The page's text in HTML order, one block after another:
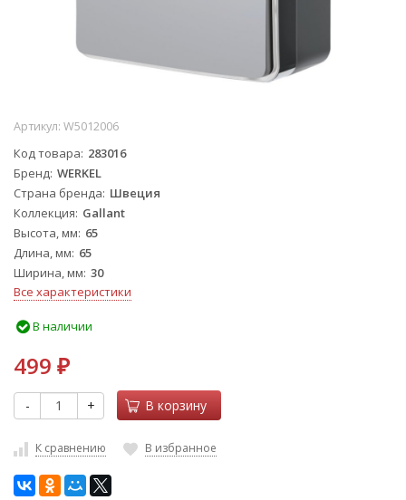
Артикул: W5012006
Код товара 283016
Бренд WERKEL
Страна бренда Швеция
Коллекция Gallant
Высота, мм 65
Длина, мм 65
Ширина, мм 30
Все характеристики
В наличии
499 ₽
- + В корзину
К сравнению В избранное